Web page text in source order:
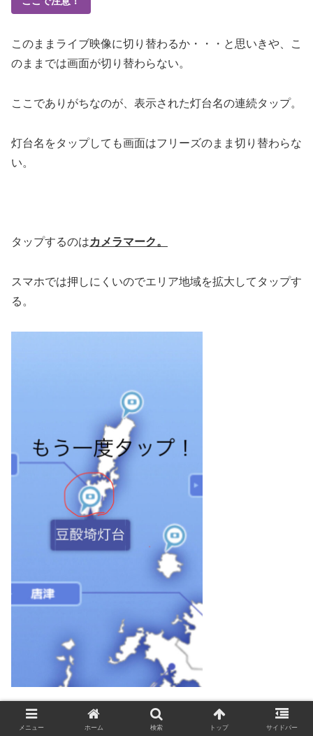
このままライブ映像に切り替わるか・・・と思いきや、こ
のままでは画面が切り替わらない。
ここでありがちなのが、表示された灯台名の連続タップ。
灯台名をタップしても画面はフリーズのまま切り替わらな
い。
タップするのはカメラマーク。
スマホでは押しにくいのでエリア地域を拡大してタップす
る。
すると↓このように画面が切り替わる。
メニュー ホーム 検索 トップ サイドバー